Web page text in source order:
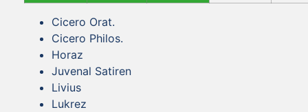
Cicero Orat.
Cicero Philos.
Horaz
Juvenal Satiren
Livius
Lukrez